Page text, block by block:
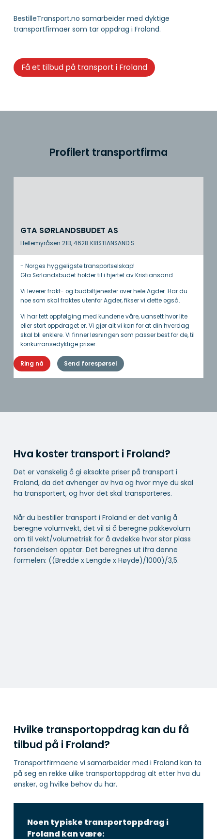
BestilleTransport.no samarbeider med dyktige
transportfirmaer som tar oppdrag i Froland.
Få et tilbud på transport i Froland
Profilert transportfirma
GTA SØRLANDSBUDET AS
Hellemyråsen 21B, 4628 KRISTIANSAND S
- Norges hyggeligste transportselskap!
Gta Sørlandsbudet holder til i hjertet av Kristiansand.
Vi leverer frakt- og budbiltjenester over hele Agder. Har du
noe som skal fraktes utenfor Agder, fikser vi dette også.
Vi har tett oppfølging med kundene våre, uansett hvor lite
eller stort oppdraget er. Vi gjør alt vi kan for at din hverdag
skal bli enklere. Vi finner løsningen som passer best for de, til
konkurransedyktige priser.
Ring nå Send forespørsel
Hva koster transport i Froland?
Det er vanskelig å gi eksakte priser på transport i
Froland, da det avhenger av hva og hvor mye du skal
ha transportert, og hvor det skal transporteres.
Når du bestiller transport i Froland er det vanlig å
beregne volumvekt, det vil si å beregne pakkevolum
om til vekt/volumetrisk for å avdekke hvor stor plass
forsendelsen opptar. Det beregnes ut ifra denne
formelen: ((Bredde x Lengde x Høyde)/1000)/3,5.
Hvilke transportoppdrag kan du få
tilbud på i Froland?
Transportfirmaene vi samarbeider med i Froland kan ta
på seg en rekke ulike transportoppdrag alt etter hva du
ønsker, og hvilke behov du har.
Noen typiske transportoppdrag i
Froland kan være: